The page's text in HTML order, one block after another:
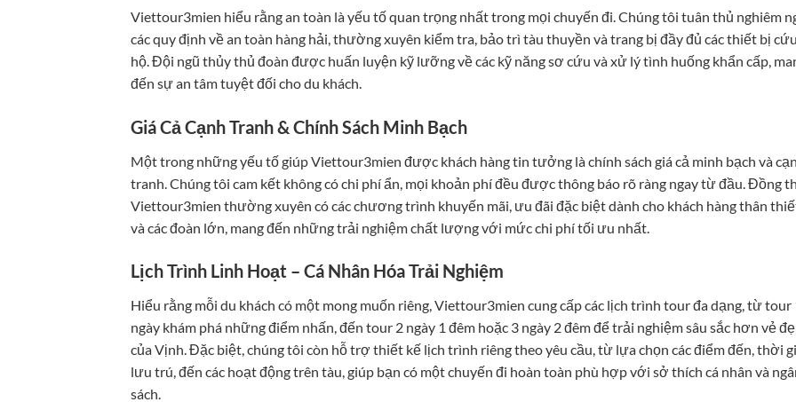
Viettour3mien hiểu rằng an toàn là yếu tố quan trọng nhất trong mọi chuyến đi. Chúng tôi tuân thủ nghiêm
các quy định về an toàn hàng hải, thường xuyên kiểm tra, bảo trì tàu thuyền và trang bị đầy đủ các thiết bị cứu
hộ. Đội ngũ thủy thủ đoàn được huấn luyện kỹ lưỡng về các kỹ năng sơ cứu và xử lý tình huống khẩn cấp,
đến sự an tâm tuyệt đối cho du khách.
Giá Cả Cạnh Tranh & Chính Sách Minh Bạch
Một trong những yếu tố giúp Viettour3mien được khách hàng tin tưởng là chính sách giá cả minh bạch và
tranh. Chúng tôi cam kết không có chi phí ẩn, mọi khoản phí đều được thông báo rõ ràng ngay từ đầu. Đồng
Viettour3mien thường xuyên có các chương trình khuyến mãi, ưu đãi đặc biệt dành cho khách hàng thân
và các đoàn lớn, mang đến những trải nghiệm chất lượng với mức chi phí tối ưu nhất.
Lịch Trình Linh Hoạt – Cá Nhân Hóa Trải Nghiệm
Hiểu rằng mỗi du khách có một mong muốn riêng, Viettour3mien cung cấp các lịch trình tour đa dạng, từ tour
ngày khám phá những điểm nhấn, đến tour 2 ngày 1 đêm hoặc 3 ngày 2 đêm để trải nghiệm sâu sắc hơn vẻ
của Vịnh. Đặc biệt, chúng tôi còn hỗ trợ thiết kế lịch trình riêng theo yêu cầu, từ lựa chọn các điểm đến, thời
lưu trú, đến các hoạt động trên tàu, giúp bạn có một chuyến đi hoàn toàn phù hợp với sở thích cá nhân và
sách.